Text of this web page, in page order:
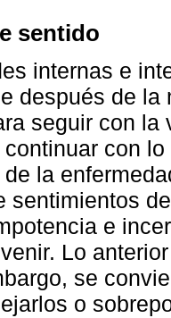
sentido
internas e
después de
seguir con
con
la
sentimientos
e
Lo
se
o